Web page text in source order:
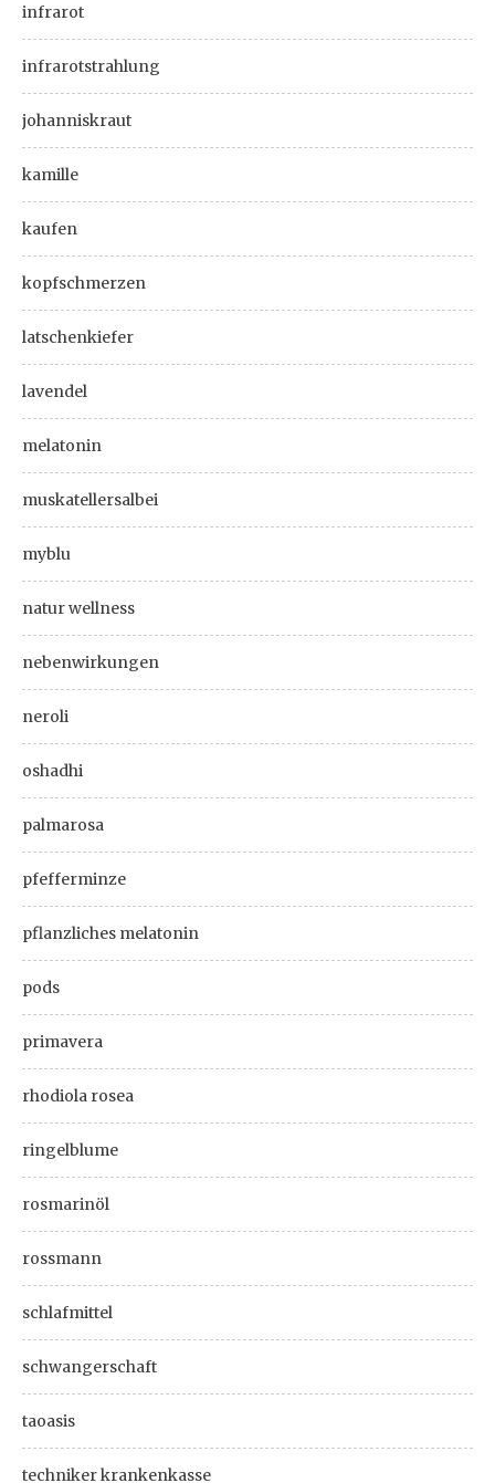
infrarot
infrarotstrahlung
johanniskraut
kamille
kaufen
kopfschmerzen
latschenkiefer
lavendel
melatonin
muskatellersalbei
myblu
natur wellness
nebenwirkungen
neroli
oshadhi
palmarosa
pfefferminze
pflanzliches melatonin
pods
primavera
rhodiola rosea
ringelblume
rosmarinöl
rossmann
schlafmittel
schwangerschaft
taoasis
techniker krankenkasse